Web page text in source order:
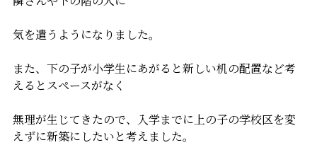
気を遣うようになりました。
また、下の子が小学生にあがると新しい机の配置など考
えるとスペースがなく
無理が生じてきたので、入学までに上の子の学校区を変
えずに新築にしたいと考えました。